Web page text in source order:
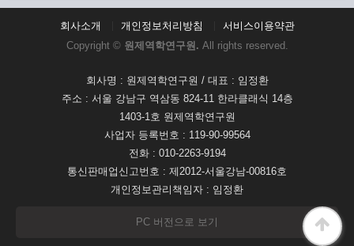
회사소개 개인정보처리방침
서비스이용약관
Copyright © 원제역학연구원. All rights reserved.
회사명 : 원제역학연구원 / 대표 : 임정환
주소 : 서울 강남구 역삼동 824-11 한라클래식 14층
1403-1호 원제역학연구원
사업자 등록번호 : 119-90-99564
전화 : 010-2263-9194
통신판매업신고번호 : 제2012-서울강남-00816호
개인정보관리책임자 : 임정환
PC 버전으로 보기